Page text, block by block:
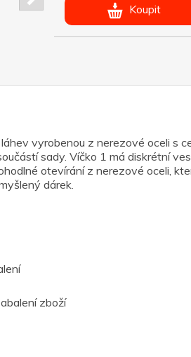
Koupit
vyrobenou z nerezové oceli s
sady. Víčko 1 má diskrétní
otevírání z nerezové oceli,
dárek.
zboží